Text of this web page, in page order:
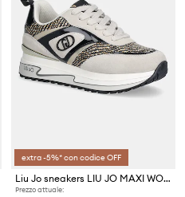
extra -5%* con codice OFF
Liu Jo sneakers LIU JO MAXI WONDER 97
Prezzo attuale: